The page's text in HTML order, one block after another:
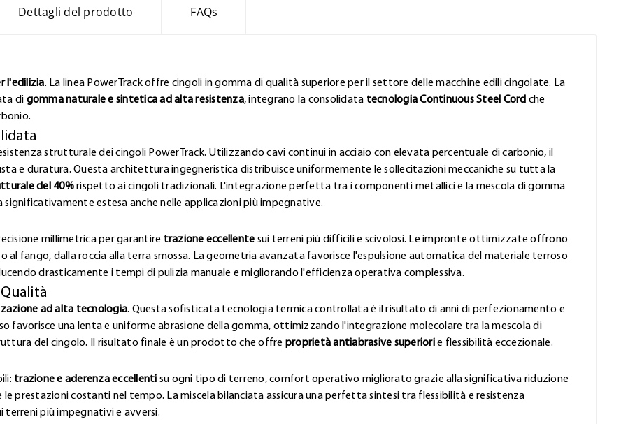
Dettagli del prodotto FAQs
l'edilizia. La linea PowerTrack offre cingoli in gomma di qualità superiore per il settore delle macchine edili cingolate. La
di gomma naturale e sintetica ad alta resistenza, integrano la consolidata tecnologia Continuous Steel Cord che
strutturale dei cingoli PowerTrack. Utilizzando cavi continui in acciaio con elevata percentuale di carbonio, il
e duratura. Questa architettura ingegneristica distribuisce uniformemente le sollecitazioni meccaniche su tutta la
del 40%rispetto ai cingoli tradizionali. L'integrazione perfetta tra i componenti metallici e la mescola di gomma
estesa anche nelle applicazioni più impegnative.
millimetrica per garantire trazione eccellente sui terreni più difficili e scivolosi. Le impronte ottimizzate offrono
al fango, dalla roccia alla terra smossa. La geometria avanzata favorisce l'espulsione automatica del materiale terroso
drasticamente i tempi di pulizia manuale e migliorando l'efficienza operativa complessiva.
ad alta tecnologia. Questa sofisticata tecnologia termica controllata è il risultato di anni di perfezionamento e
favorisce una lenta e uniforme abrasione della gomma, ottimizzando l'integrazione molecolare tra la mescola di
del cingolo. Il risultato finale è un prodotto che offre proprietà antiabrasive superiorie flessibilità eccezionale.
trazione e aderenza eccellenti su ogni tipo di terreno, comfort operativo migliorato grazie alla significativa riduzione
prestazioni costanti nel tempo. La miscela bilanciata assicura una perfetta sintesi tra flessibilità e resistenza
terreni più impegnativi e avversi.